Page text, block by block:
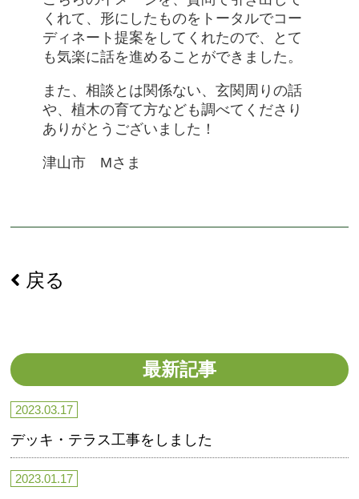
くれて、形にしたものをトータルでコー
ディネート提案をしてくれたので、とて
も気楽に話を進めることができました。
また、相談とは関係ない、玄関周りの話
や、植木の育て方なども調べてくださり
ありがとうございました！
津山市 Mさま
戻る
最新記事
2023.03.17
デッキ・テラス工事をしました
2023.01.17